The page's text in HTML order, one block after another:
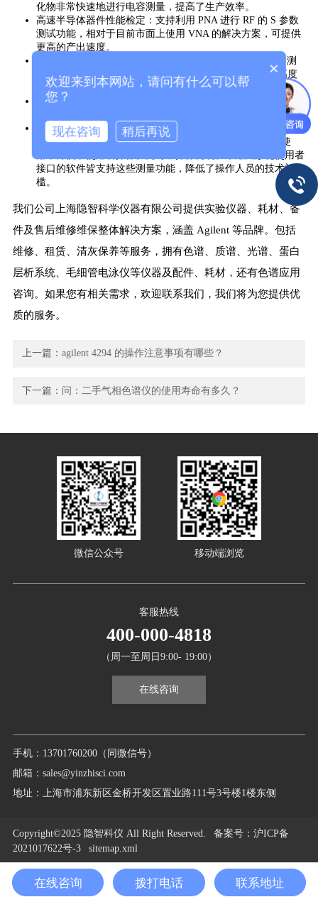
化物非常快速地进行电容测量，提高了生产效率。
高速半导体器件性能检定：支持利用 PNA 进行 RF 的 S 参数
测试功能，相对于目前市面上使用 VNA 的解决方案，可提供
更高的产出速度。
超短脉冲测试能力：可提供短至 10 纳秒的超短脉冲式 IV 测
量能力，能有效地测量 SOI 或高 k 晶体管等对热或电荷高度
敏感组件的特性。
实验室测试功能应用到生产测试：为生产测试提供了实验室测
设备的接口设计与操作便利性：所有的 RF、HFCV 和超短脉
冲式 IV 测量功能都可以在整个新设计的直接对接接口上使
用，方便了使用者操作。同时，操作简易、采用图形化使用者
接口的软件皆支持这些测量功能，降低了操作人员的技术门
槛。
我们公司上海隐智科学仪器有限公司提供实验仪器、耗材、备
件及售后维修维保整体解决方案，涵盖 Agilent 等品牌。包括
维修、租赁、清灰保养等服务，拥有色谱、质谱、光谱、蛋白
层析系统、毛细管电泳仪等仪器及配件、耗材，还有色谱应用
咨询。如果您有相关需求，欢迎联系我们，我们将为您提供优
质的服务。
上一篇：agilent 4294 的操作注意事项有哪些？
下一篇： 问：二手气相色谱仪的使用寿命有多久？
手机：13701760200（同微信号）
邮箱：sales@yinzhisci.com
地址：上海市浦东新区金桥开发区置业路111号3号楼1楼东侧
客服热线
400-000-4818
（周一至周日9:00- 19:00）
在线咨询
微信公众号 移动端浏览
Copyright©2025 隐智科仪 All Right Reserved. 备案号：沪ICP备
2021017622号-3
sitemap.xml
×
欢迎来到本网站，请问有什么可以帮
您？
现在咨询 稍后再说
在线咨询 拨打电话 联系地址